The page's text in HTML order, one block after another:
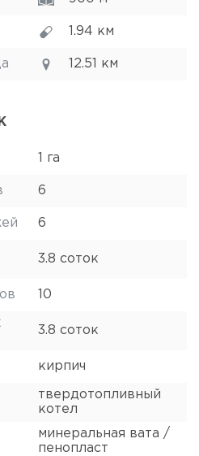
1.94 км
12.51 км
1 га
6
6
3.8 соток
10
3.8 соток
кирпич
твердотопливный
котел
минеральная вата /
пенопласт